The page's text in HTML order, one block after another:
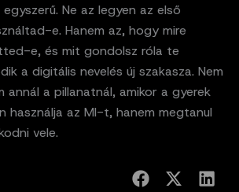
Ne az legyen az első
e. Hanem az, hogy mire
e, és mit gondolsz róla te
a digitális nevelés új szakasza. Nem
annál a pillanatnál, amikor a gyerek
használja az MI-t, hanem megtanul
vele.